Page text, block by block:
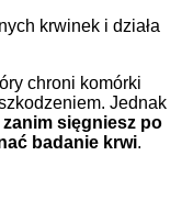
krwinek i działa
chroni komórki
Jednak
zanim sięgniesz po
badanie krwi.